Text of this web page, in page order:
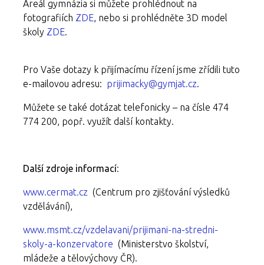
Areál gymnázia si můžete prohlédnout na
fotografiích ZDE, nebo si prohlédněte 3D model
školy ZDE.
Pro Vaše dotazy k přijímacímu řízení jsme zřídili tuto
e-mailovou adresu: prijimacky@gymjat.cz.
Můžete se také dotázat telefonicky – na čísle 474
774 200, popř. využít další kontakty.
Další zdroje informací:
www.cermat.cz (Centrum pro zjišťování výsledků
vzdělávání),
www.msmt.cz/vzdelavani/prijimani-na-stredni-
skoly-a-konzervatore (Ministerstvo školství,
mládeže a tělovýchovy ČR).